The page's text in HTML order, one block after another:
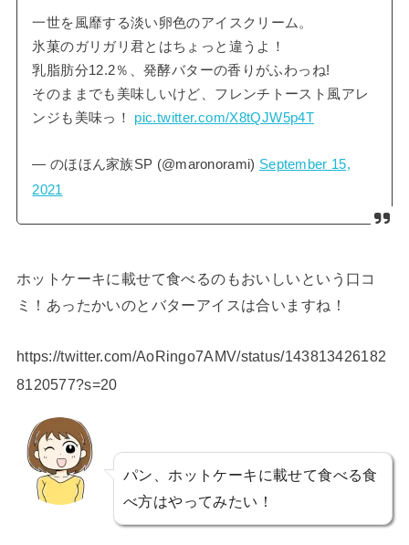
一世を風靡する淡い卵色のアイスクリーム。
氷菓のガリガリ君とはちょっと違うよ！
乳脂肪分12.2％、発酵バターの香りがふわっね!
そのままでも美味しいけど、フレンチトースト風アレ
ンジも美味っ！ pic.twitter.com/X8tQJW5p4T
— のほほん家族SP (@maronorami) September 15,
2021
ホットケーキに載せて食べるのもおいしいという口コ
ミ！あったかいのとバターアイスは合いますね！
https://twitter.com/AoRingo7AMV/status/143813426182
8120577?s=20
パン、ホットケーキに載せて食べる食
べ方はやってみたい！